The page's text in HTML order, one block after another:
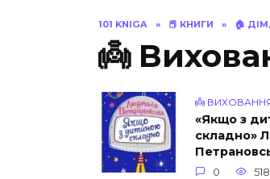
101 KNIGA » 📕 КНИГИ » 🏠
👼
👼
«Якщо з
складно»
0 518